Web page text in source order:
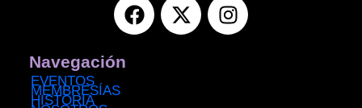
a
-
n
Navegación
EVENTOS
MEMBRESÍAS
HISTORIA